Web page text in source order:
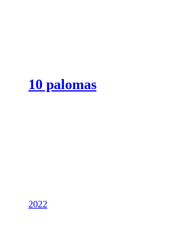
10 palomas
2022